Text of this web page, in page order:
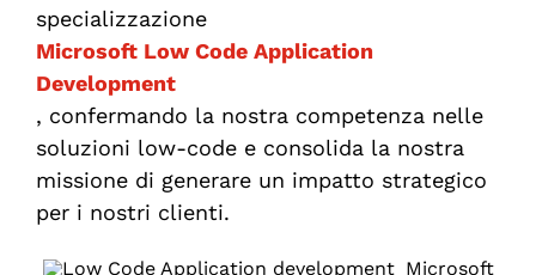
specializzazione
Microsoft Low Code Application
Development
, confermando la nostra competenza nelle
soluzioni low-code e consolida la nostra
missione di generare un impatto strategico
per i nostri clienti.